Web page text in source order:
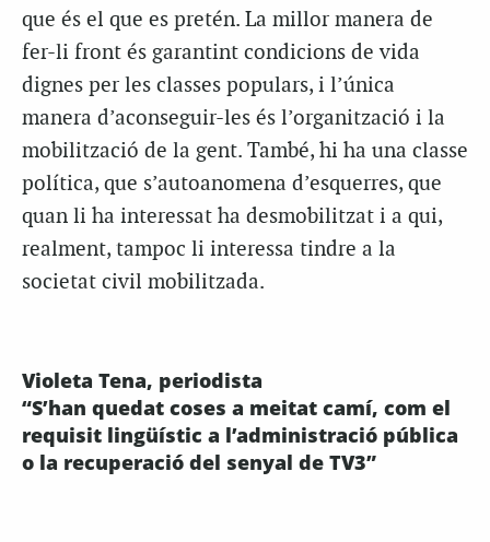
que és el que es pretén. La millor manera de
fer-li front és garantint condicions de vida
dignes per les classes populars, i l’única
manera d’aconseguir-les és l’organització i la
mobilització de la gent. També, hi ha una classe
política, que s’autoanomena d’esquerres, que
quan li ha interessat ha desmobilitzat i a qui,
realment, tampoc li interessa tindre a la
societat civil mobilitzada.
Violeta Tena, periodista
“S’han quedat coses a meitat camí, com el
requisit lingüístic a l’administració pública
o la recuperació del senyal de TV3”